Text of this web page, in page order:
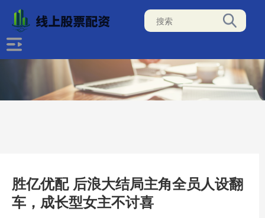
胜亿优配 后浪大结局主角全员人设翻
车，成长型女主不讨喜